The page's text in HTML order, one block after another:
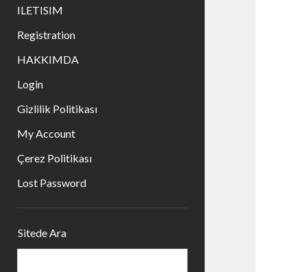
ILETISIM
Registration
HAKKIMDA
Login
Gizlilik Politikası
My Account
Çerez Politikası
Lost Password
Menü
Sitede Ara